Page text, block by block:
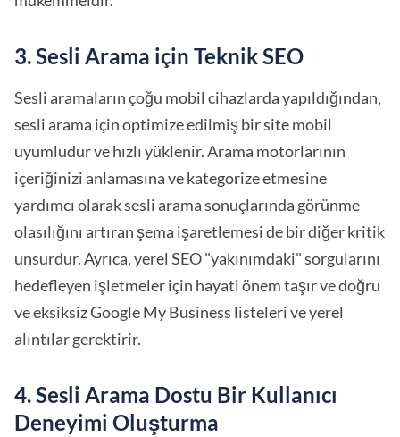
3. Sesli Arama için Teknik SEO
Sesli aramaların çoğu mobil cihazlarda yapıldığından,
sesli arama için optimize edilmiş bir site mobil
uyumludur ve hızlı yüklenir. Arama motorlarının
içeriğinizi anlamasına ve kategorize etmesine
yardımcı olarak sesli arama sonuçlarında görünme
olasılığını artıran şema işaretlemesi de bir diğer kritik
unsurdur. Ayrıca, yerel SEO "yakınımdaki" sorgularını
hedefleyen işletmeler için hayati önem taşır ve doğru
ve eksiksiz Google My Business listeleri ve yerel
alıntılar gerektirir.
4. Sesli Arama Dostu Bir Kullanıcı
Deneyimi Oluşturma